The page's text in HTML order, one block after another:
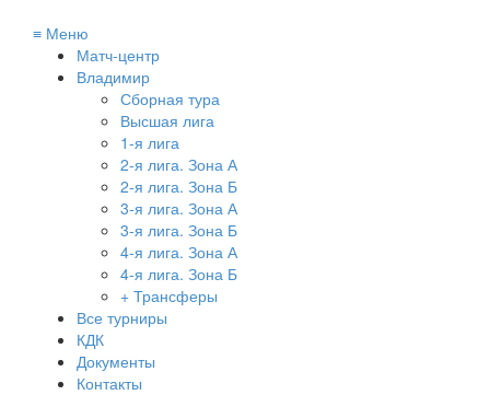
≡ Меню
Матч-центр
Владимир
Сборная тура
Высшая лига
1-я лига
2-я лига. Зона А
2-я лига. Зона Б
3-я лига. Зона А
3-я лига. Зона Б
4-я лига. Зона А
4-я лига. Зона Б
+ Трансферы
Все турниры
КДК
Документы
Контакты